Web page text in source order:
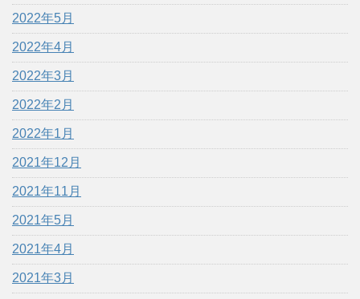
2022年5月
2022年4月
2022年3月
2022年2月
2022年1月
2021年12月
2021年11月
2021年5月
2021年4月
2021年3月